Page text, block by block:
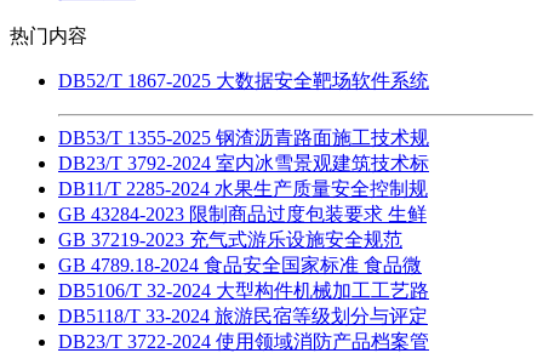
热门内容
DB52/T 1867-2025 大数据安全靶场软件系统
DB53/T 1355-2025 钢渣沥青路面施工技术规
DB23/T 3792-2024 室内冰雪景观建筑技术标
DB11/T 2285-2024 水果生产质量安全控制规
GB 43284-2023 限制商品过度包装要求 生鲜
GB 37219-2023 充气式游乐设施安全规范
GB 4789.18-2024 食品安全国家标准 食品微
DB5106/T 32-2024 大型构件机械加工工艺路
DB5118/T 33-2024 旅游民宿等级划分与评定
DB23/T 3722-2024 使用领域消防产品档案管